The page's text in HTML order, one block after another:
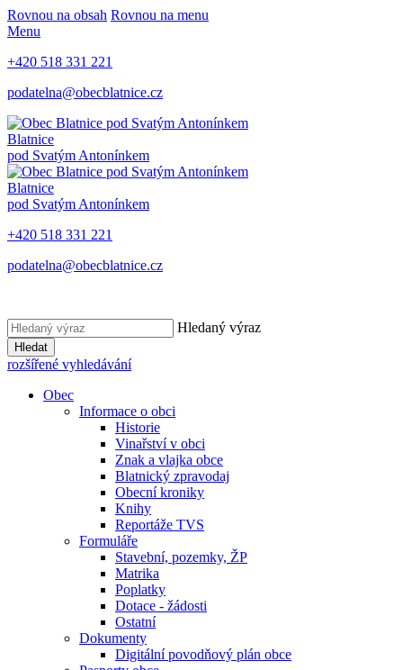
Rovnou na obsah Rovnou na menu
Menu
+420 518 331 221
podatelna@obecblatnice.cz
Blatnice
pod Svatým Antonínkem
Blatnice
pod Svatým Antonínkem
+420 518 331 221
podatelna@obecblatnice.cz
Hledaný výraz
Hledat
rozšířené vyhledávání
Obec
Informace o obci
Historie
Vinařství v obci
Znak a vlajka obce
Blatnický zpravodaj
Obecní kroniky
Knihy
Reportáže TVS
Formuláře
Stavební, pozemky, ŽP
Matrika
Poplatky
Dotace - žádosti
Ostatní
Dokumenty
Digitální povodňový plán obce